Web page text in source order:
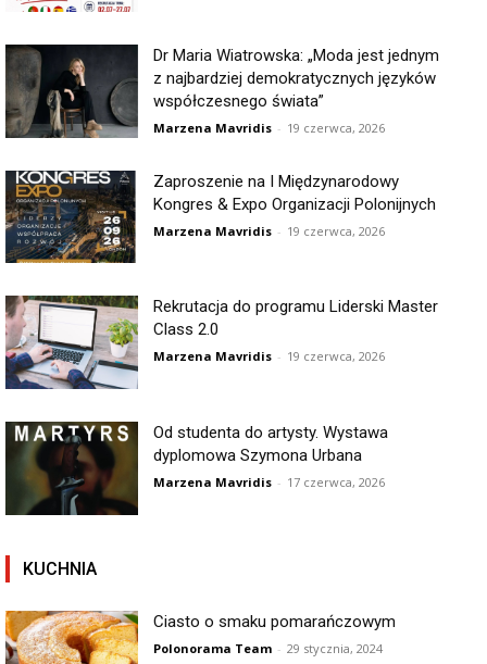
Dr Maria Wiatrowska: „Moda jest jednym
z najbardziej demokratycznych języków
współczesnego świata”
Marzena Mavridis - 19 czerwca, 2026
Zaproszenie na I Międzynarodowy
Kongres & Expo Organizacji Polonijnych
Marzena Mavridis - 19 czerwca, 2026
Rekrutacja do programu Liderski Master
Class 2.0
Marzena Mavridis - 19 czerwca, 2026
Od studenta do artysty. Wystawa
dyplomowa Szymona Urbana
Marzena Mavridis - 17 czerwca, 2026
KUCHNIA
Ciasto o smaku pomarańczowym
Polonorama Team - 29 stycznia, 2024